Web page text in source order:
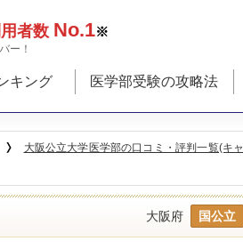
者数 No.1※
ー！
キング 医学部受験の攻略法
大阪公立大学医学部の口コミ・評判一覧(キャ
大阪府 国公立